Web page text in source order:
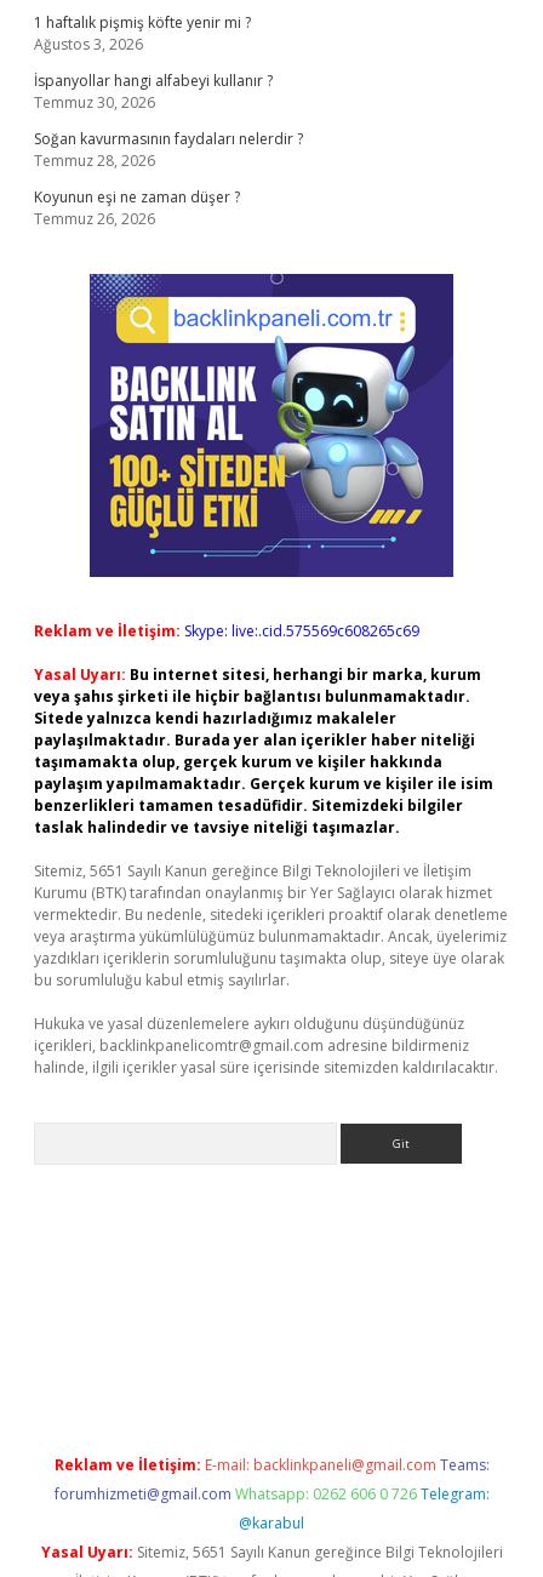
1 haftalık pişmiş köfte yenir mi ?
Ağustos 3, 2026
İspanyollar hangi alfabeyi kullanır ?
Temmuz 30, 2026
Soğan kavurmasının faydaları nelerdir ?
Temmuz 28, 2026
Koyunun eşi ne zaman düşer ?
Temmuz 26, 2026
Reklam ve İletişim: Skype: live:.cid.575569c608265c69
Yasal Uyarı: Bu internet sitesi, herhangi bir marka, kurum
veya şahıs şirketi ile hiçbir bağlantısı bulunmamaktadır.
Sitede yalnızca kendi hazırladığımız makaleler
paylaşılmaktadır. Burada yer alan içerikler haber niteliği
taşımamakta olup, gerçek kurum ve kişiler hakkında
paylaşım yapılmamaktadır. Gerçek kurum ve kişiler ile isim
benzerlikleri tamamen tesadüfidir. Sitemizdeki bilgiler
taslak halindedir ve tavsiye niteliği taşımazlar.
Sitemiz, 5651 Sayılı Kanun gereğince Bilgi Teknolojileri ve İletişim
Kurumu (BTK) tarafından onaylanmış bir Yer Sağlayıcı olarak hizmet
vermektedir. Bu nedenle, sitedeki içerikleri proaktif olarak denetleme
veya araştırma yükümlülüğümüz bulunmamaktadır. Ancak, üyelerimiz
yazdıkları içeriklerin sorumluluğunu taşımakta olup, siteye üye olarak
bu sorumluluğu kabul etmiş sayılırlar.
Hukuka ve yasal düzenlemelere aykırı olduğunu düşündüğünüz
içerikleri, backlinkpanelicomtr@gmail.com adresine bildirmeniz
halinde, ilgili içerikler yasal süre içerisinde sitemizden kaldırılacaktır.
Reklam ve İletişim: E-mail: backlinkpaneli@gmail.com Teams:
forumhizmeti@gmail.com Whatsapp: 0262 606 0 726 Telegram:
@karabul
Yasal Uyarı: Sitemiz, 5651 Sayılı Kanun gereğince Bilgi Teknolojileri